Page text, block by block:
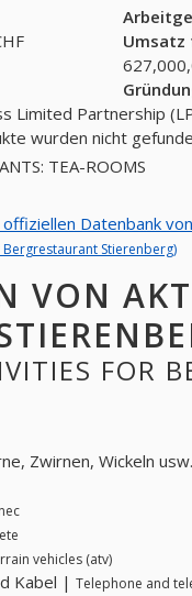
Umsatz
Limited Partnership
wurden nicht
TEA-ROOMS
Datenbank
Stierenberg)
VON
FOR
Zwirnen, Wickeln
vehicles (atv)
Kabel | Telephone and